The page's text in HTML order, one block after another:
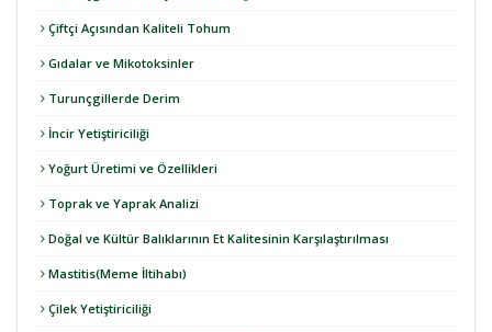
Çiftçi Açısından Kaliteli Tohum
Gıdalar ve Mikotoksinler
Turunçgillerde Derim
İncir Yetiştiriciliği
Yoğurt Üretimi ve Özellikleri
Toprak ve Yaprak Analizi
Doğal ve Kültür Balıklarının Et Kalitesinin Karşılaştırılması
Mastitis(Meme İltihabı)
Çilek Yetiştiriciliği